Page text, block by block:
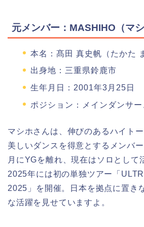
元メンバー：MASHIHO（マシ
本名：髙田 真史帆（たかた
出身地：三重県鈴鹿市
生年月日：2001年3月25日
ポジション：メインダンサ
マシホさんは、伸びのあるハイト
美しいダンスを得意とするメンバ
月にYGを離れ、現在はソロとして
2025年には初の単独ツアー「
2025」を開催。日本を拠点に置き
な活躍を見せていますよ。